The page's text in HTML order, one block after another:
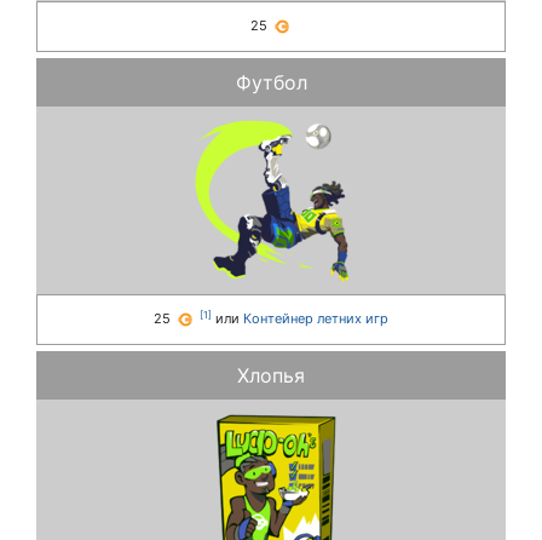
25
Футбол
25 [1] или Контейнер летних игр
Хлопья